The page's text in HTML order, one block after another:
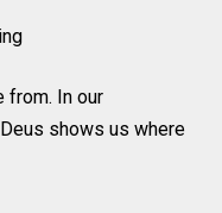
from. In our
shows us where